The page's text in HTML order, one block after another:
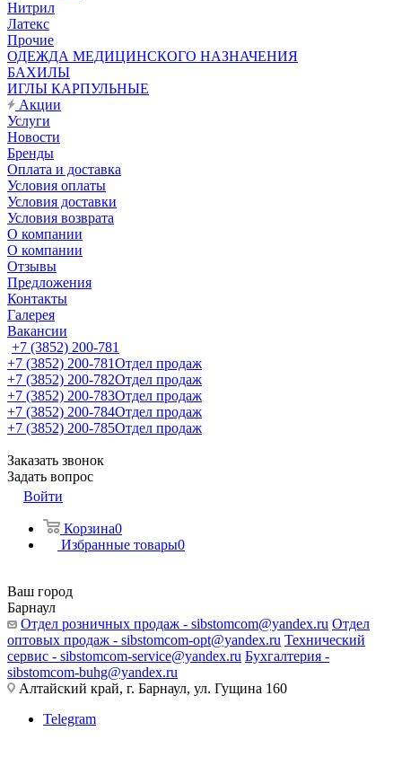
Нитрил
Латекс
Прочие
ОДЕЖДА МЕДИЦИНСКОГО НАЗНАЧЕНИЯ
БАХИЛЫ
ИГЛЫ КАРПУЛЬНЫЕ
Акции
Услуги
Новости
Бренды
Оплата и доставка
Условия оплаты
Условия доставки
Условия возврата
О компании
О компании
Отзывы
Предложения
Контакты
Галерея
Вакансии
+7 (3852) 200-781
+7 (3852) 200-781Отдел продаж
+7 (3852) 200-782Отдел продаж
+7 (3852) 200-783Отдел продаж
+7 (3852) 200-784Отдел продаж
+7 (3852) 200-785Отдел продаж
Заказать звонок
Задать вопрос
Войти
Корзина0
Избранные товары0
Ваш город
Барнаул
Отдел розничных продаж - sibstomcom@yandex.ru Отдел
оптовых продаж - sibstomcom-opt@yandex.ru Технический
сервис - sibstomcom-service@yandex.ru Бухгалтерия -
sibstomcom-buhg@yandex.ru
Алтайский край, г. Барнаул, ул. Гущина 160
Telegram